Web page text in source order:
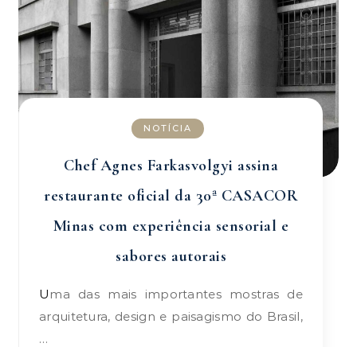
NOTÍCIA
Chef Agnes Farkasvolgyi assina
restaurante oficial da 30ª CASACOR
Minas com experiência sensorial e
sabores autorais
Uma das mais importantes mostras de
arquitetura, design e paisagismo do Brasil,
…